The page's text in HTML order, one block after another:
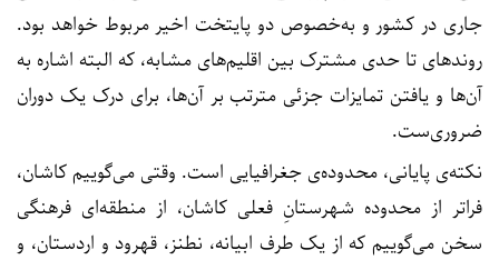
جاری در کشور و به‌خصوص دو پایتخت اخیر مربوط خواهد بود.
روندهای تا حدی مشترک بین اقلیم‌های مشابه، که البته اشاره به
آن‌ها و یافتن تمایزات جزئی مترتب بر آن‌ها، برای درک یک دوران
ضروری‌ست.
نکته‌ی پایانی، محدوده‌ی جغرافیایی‌ است. وقتی می‌گوییم کاشان،
فراتر از محدوده شهرستانِ فعلی کاشان، از منطقه‌ای فرهنگی
سخن می‌گوییم که از یک طرف ابیانه، نطنز، قهرود و اردستان، و